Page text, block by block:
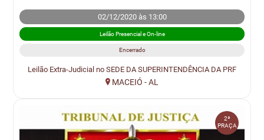
02/12/2020 às 13:00
Leilão Presencial e On-line
Encerrado
Leilão Extra-Judicial no SEDE DA SUPERINTENDÊNCIA DA PRF
MACEIÓ - AL
2ª
PRAÇA